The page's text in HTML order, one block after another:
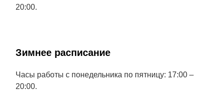
20:00.
Зимнее расписание
Часы работы с понедельника по пятницу: 17:00 –
20:00.